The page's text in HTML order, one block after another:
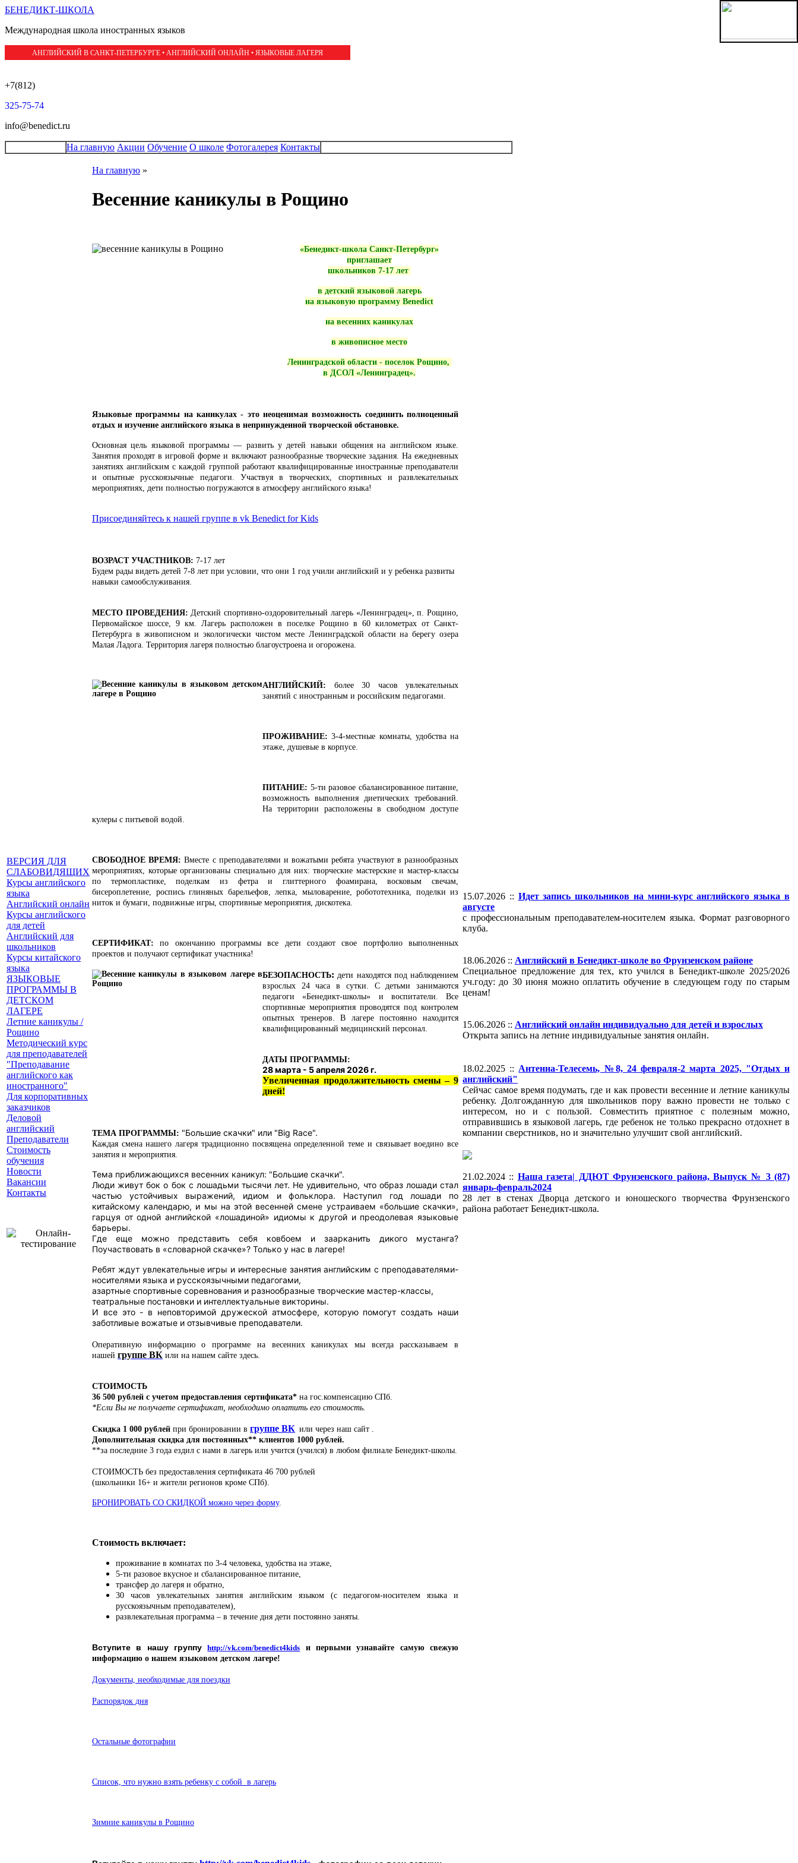
БЕНЕДИКТ-ШКОЛА
Международная школа иностранных языков
АНГЛИЙСКИЙ В САНКТ-ПЕТЕРБУРГЕ • АНГЛИЙСКИЙ ОНЛАЙН • ЯЗЫКОВЫЕ ЛАГЕРЯ
+7(812)
325-75-74
info@benedict.ru
На главную Акции Обучение О школе Фотогалерея Контакты
ВЕРСИЯ ДЛЯ
СЛАБОВИДЯЩИХ
Курсы английского
языка
Английский онлайн
Курсы английского
для детей
Английский для
школьников
Курсы китайского
языка
ЯЗЫКОВЫЕ
ПРОГРАММЫ В
ДЕТСКОМ
ЛАГЕРЕ
Летние каникулы /
Рощино
Методический курс
для преподавателей
"Преподавание
английского как
иностранного"
Для корпоративных
заказчиков
Деловой
английский
Преподаватели
Стоимость
обучения
Новости
Вакансии
Контакты
На главную »
Весенние каникулы в Рощино
«Бенедикт-школа Санкт-Петербург»
приглашает
школьников 7-17 лет
в детский языковой лагерь
на языковую программу Benedict
на весенних каникулах
в живописное место
Ленинградской области - поселок Рощино,
в ДСОЛ «Ленинградец»​.
Языковые программы на каникулах - это неоценимая возможность соединить полноценный
отдых и изучение английского языка в непринужденной творческой обстановке.
Основная цель языковой программы — развить у детей навыки общения на английском языке.
Занятия проходят в игровой форме и включают разнообразные творческие задания. На ежедневных
занятиях английским с каждой группой работают квалифицированные иностранные преподаватели
и опытные русскоязычные педагоги. Участвуя в творческих, спортивных и развлекательных
мероприятиях, дети полностью погружаются в атмосферу английского языка!
Присоединяйтесь к нашей группе в vk Benedict for Kids
ВОЗРАСТ УЧАСТНИКОВ: 7-17 лет
Будем рады видеть детей 7-8 лет при условии, что они 1 год учили английский и у ребенка развиты
навыки самообслуживания.
МЕСТО ПРОВЕДЕНИЯ: Детский спортивно-оздоровительный лагерь «Ленинградец»​, п. Рощино,
Первомайское шоссе, 9 км. Лагерь расположен в поселке Рощино в 60 километрах от Санкт-
Петербурга в живописном и экологически чистом месте Ленинградской области на берегу озера
Малая Ладога. Территория лагеря полностью благоустроена и огорожена.
АНГЛИЙСКИЙ: более 30 часов увлекательных
занятий с иностранным и российским педагогами.
ПРОЖИВАНИЕ: 3-4-местные комнаты, удобства на
этаже, душевые в корпусе.
ПИТАНИЕ: 5-ти разовое сбалансированное питание,
возможность выполнения диетических требований.
На территории расположены в свободном доступе
кулеры с питьевой водой.
СВОБОДНОЕ ВРЕМЯ: Вместе с преподавателями и вожатыми ребята участвуют в разнообразных
мероприятиях, которые организованы специально для них: творческие мастерские и мастер-классы
по термопластике, поделкам из фетра и глиттерного фоамирана, восковым свечам,
бисероплетение, роспись глиняных барельефов, лепка, мыловарение, робототехника, поделки из
ниток и бумаги , подвижные игры, спортивные мероприятия, дискотека.
СЕРТИФИКАТ:по окончанию программы все дети создают свое портфолио выполненных
проектов и получают сертификат участника!
БЕЗОПАСНОСТЬ: дети находятся под наблюдением
взрослых 24 часа в сутки. С детьми занимаются
педагоги «Бенедикт-школы» и воспитатели. Все
спортивные мероприятия проводятся под контролем
опытных тренеров. В лагере постоянно находится
квалифицированный медицинский персонал.
ДАТЫ ПРОГРАММЫ:
28 марта - 5 апреля 2026 г.
Увеличенная продолжительность смены – 9
дней!
ТЕМА ПРОГРАММЫ: "Большие скачки" или "Big Race".
Каждая смена нашего лагеря традиционно посвящена определенной теме и связывает воедино все
занятия и мероприятия.
Тема приближающихся весенних каникул: "Большие скачки".
Люди живут бок о бок с лошадьми тысячи лет. Не удивительно, что образ лошади стал
частью устойчивых выражений, идиом и фольклора. Наступил год лошади по
китайскому календарю, и мы на этой весенней смене устраиваем «большие скачки»,
гарцуя от одной английской «лошадиной» идиомы к другой и преодолевая языковые
барьеры.
Где еще можно представить себя ковбоем и заарканить дикого мустанга?
Поучаствовать в «словарной скачке»? Только у нас в лагере!
Ребят ждут увлекательные игры и интересные занятия английским с преподавателями-
носителями языка и русскоязычными педагогами,
азартные спортивные соревнования и разнообразные творческие мастер-классы,
театральные постановки и интеллектуальные викторины.
И все это - в неповторимой дружеской атмосфере, которую помогут создать наши
заботливые вожатые и отзывчивые преподаватели.
Оперативную информацию о программе на весенних каникулах мы всегда рассказываем в
нашей группе ВК или на нашем сайте здесь.
СТОИМОСТЬ
36 500 рублей с учетом предоставления сертификата* на гос.компенсацию СПб.
*Если Вы не получаете сертификат, необходимо оплатить его стоимость.
Скидка 1 000 рублей при бронировании в группе ВК или через наш сайт .
Дополнительная скидка для постоянных** клиентов 1000 рублей.
**за последние 3 года ездил с нами в лагерь или учится (учился) в любом филиале Бенедикт-школы.
СТОИМОСТЬ без предоставления сертификата 46 700 рублей
(школьники 16+ и жители регионов кроме СПб).
БРОНИРОВАТЬ СО СКИДКОЙ можно через форму.
Стоимость включает:
проживание в комнатах по 3-4 человека, удобства на этаже,
5-ти разовое вкусное и сбалансированное питание,
трансфер до лагеря и обратно,
30 часов увлекательных занятия английским языком (с педагогом-носителем языка и
русскоязычным преподавателем),
развлекательная программа – в течение дня дети постоянно заняты.
Вступите в нашу группу http://vk.com/benedict4kids
и первыми узнавайте самую свежую
информацию о нашем языковом детском лагере!
Документы, необходимые для поездки
Распорядок дня
Остальные фотографии
Список, что нужно взять ребенку с собой в лагерь
Зимние каникулы в Рощино
15.07.2026 :: Идет запись школьников на мини-курс английского языка в
августе
с профессиональным преподавателем-носителем языка. Формат разговорного
клуба.
18.06.2026 :: Английский в Бенедикт-школе во Фрунзенском районе
Специальное предложение для тех, кто учился в Бенедикт-школе 2025/2026
уч.году: до 30 июня можно оплатить обучение в следующем году по старым
ценам!
15.06.2026 :: Английский онлайн индивидуально для детей и взрослых
Открыта запись на летние индивидуальные занятия онлайн.
18.02.2025 :: Антенна-Телесемь, №8, 24 февраля-2 марта 2025, "Отдых и
английский"
Сейчас самое время подумать, где и как провести весенние и летние каникулы
ребенку. Долгожданную для школьников пору важно провести не только с
интересом, но и с пользой. Совместить приятное с полезным можно,
отправившись в языковой лагерь, где ребенок не только прекрасно отдохнет в
компании сверстников, но и значительно улучшит свой английский.
21.02.2024 :: Наша газета| ДДЮТ Фрунзенского района, Выпуск № 3 (87)
январь-февраль2024
28 лет в стенах Дворца детского и юношеского творчества Фрунзенского
района работает Бенедикт-школа.